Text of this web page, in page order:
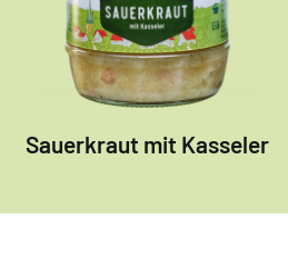
Sauerkraut mit Kasseler